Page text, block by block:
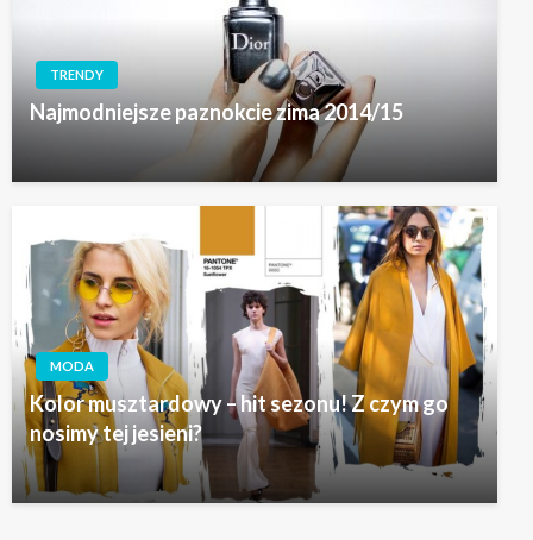
TRENDY
Najmodniejsze paznokcie zima 2014/15
MODA
Kolor musztardowy – hit sezonu! Z czym go
nosimy tej jesieni?